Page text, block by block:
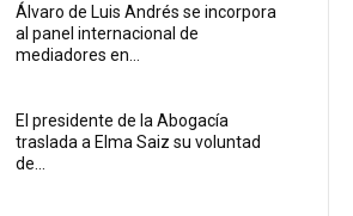
Álvaro de Luis Andrés se incorpora
al panel internacional de
mediadores en...
El presidente de la Abogacía
traslada a Elma Saiz su voluntad
de...